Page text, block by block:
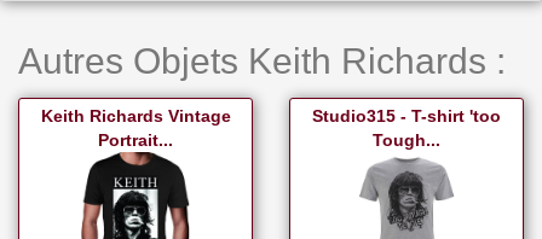
Autres Objets Keith Richards :
Keith Richards Vintage
Portrait...
Studio315 - T-shirt 'too
Tough...